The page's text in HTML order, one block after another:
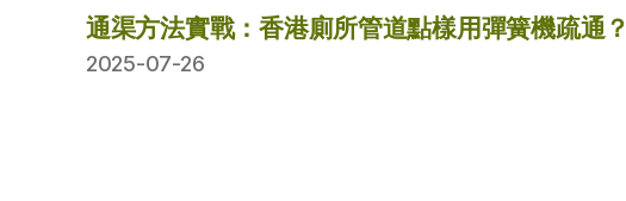
通渠方法實戰：香港廁所管道點樣用彈簧機疏通？
2025-07-26